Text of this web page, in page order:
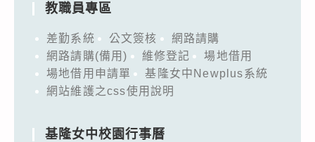
教職員專區
差勤系統 公文簽核
網路請購
網路請購(備用)
維修登記
場地借用
場地借用申請單
基隆女中Newplus系統
網站維護之css使用說明
基隆女中校園行事曆